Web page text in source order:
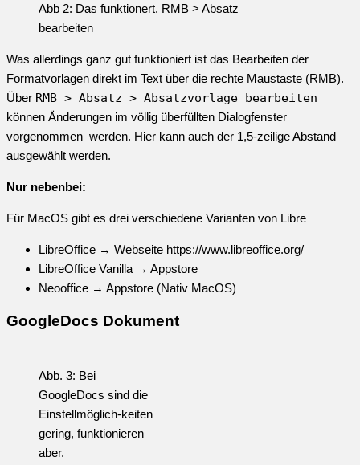
Abb 2: Das funktionert. RMB > Absatz
bearbeiten
Was allerdings ganz gut funktioniert ist das Bearbeiten der
Formatvorlagen direkt im Text über die rechte Maustaste (RMB).
Über RMB > Absatz > Absatzvorlage bearbeiten
können Änderungen im völlig überfüllten Dialogfenster
vorgenommen werden. Hier kann auch der 1,5-zeilige Abstand
ausgewählt werden.
Nur nebenbei:
Für MacOS gibt es drei verschiedene Varianten von Libre
LibreOffice → Webseite https://www.libreoffice.org/
LibreOffice Vanilla → Appstore
Neooffice → Appstore (Nativ MacOS)
GoogleDocs Dokument
Abb. 3: Bei
GoogleDocs sind die
Einstellmöglich-keiten
gering, funktionieren
aber.